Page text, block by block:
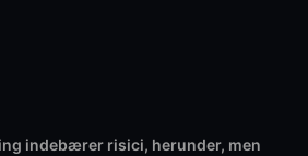
indebærer risici, herunder, men